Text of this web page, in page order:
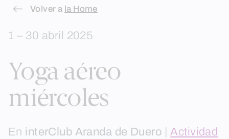
Skip
content
Volver a la Home
1 – 30 abril 2025
Yoga aéreo
miércoles
En interClub Aranda de Duero |Actividad